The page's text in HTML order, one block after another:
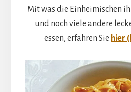
Mit was die Einheimischen
und noch viele andere
essen, erfahren Sie hier